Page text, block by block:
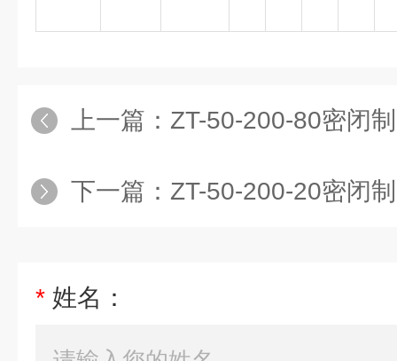
上一篇： ZT-50-200-80密闭
下一篇： ZT-50-200-20密闭
* 姓名：